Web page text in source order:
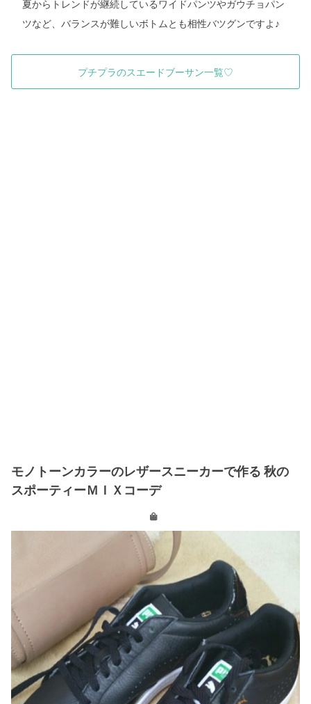
夏からトレンドが継続しているワイドパンツやガウチョパン
ツなど、バランスが難しいボトムとも相性バツグンですよ♪
プチプラのスエードブーサン一覧♡
モノトーンカラーのレザースニーカーで作る 秋の
スポーティーＭＩＸコーデ